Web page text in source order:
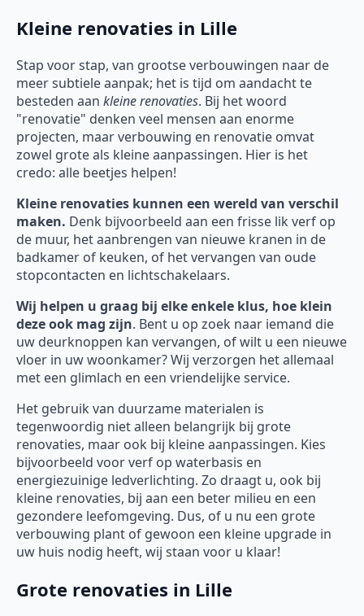
Kleine renovaties in Lille
Stap voor stap, van grootse verbouwingen naar de
meer subtiele aanpak; het is tijd om aandacht te
besteden aan kleine renovaties. Bij het woord
"renovatie" denken veel mensen aan enorme
projecten, maar verbouwing en renovatie omvat
zowel grote als kleine aanpassingen. Hier is het
credo: alle beetjes helpen!
Kleine renovaties kunnen een wereld van verschil
maken. Denk bijvoorbeeld aan een frisse lik verf op
de muur, het aanbrengen van nieuwe kranen in de
badkamer of keuken, of het vervangen van oude
stopcontacten en lichtschakelaars.
Wij helpen u graag bij elke enkele klus, hoe klein
deze ook mag zijn. Bent u op zoek naar iemand die
uw deurknoppen kan vervangen, of wilt u een nieuwe
vloer in uw woonkamer? Wij verzorgen het allemaal
met een glimlach en een vriendelijke service.
Het gebruik van duurzame materialen is
tegenwoordig niet alleen belangrijk bij grote
renovaties, maar ook bij kleine aanpassingen. Kies
bijvoorbeeld voor verf op waterbasis en
energiezuinige ledverlichting. Zo draagt u, ook bij
kleine renovaties, bij aan een beter milieu en een
gezondere leefomgeving. Dus, of u nu een grote
verbouwing plant of gewoon een kleine upgrade in
uw huis nodig heeft, wij staan voor u klaar!
Grote renovaties in Lille